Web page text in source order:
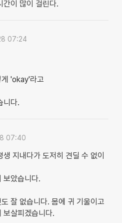
간이 많이 걸린다.
07:24
게 'okay'라고
니다.
07:40
지내다가 도저히 견딜 수 없이
보았습니다.
잘 없습니다. 몸에 귀 기울이고
보살피겠습니다.